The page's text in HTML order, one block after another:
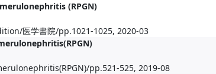
(RPGN)
医学書院/pp.1021-1025, 2020-03
pp.521-525, 2019-08